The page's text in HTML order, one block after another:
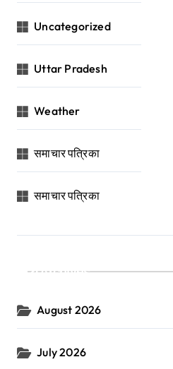
Uncategorized
Uttar Pradesh
Weather
समाचार पत्रिका
समाचार पत्रिका
Archives
August 2026
July 2026